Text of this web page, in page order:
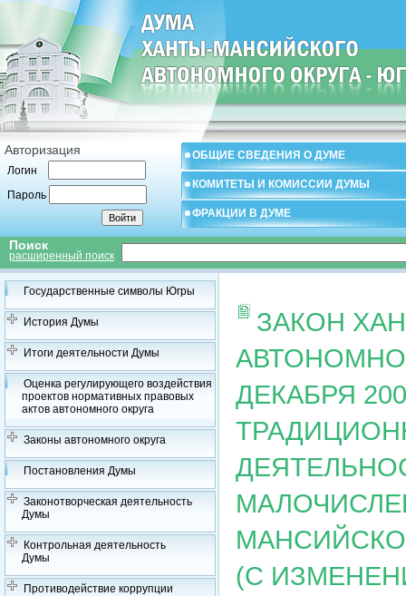
Авторизация
Логин
Пароль
ОБЩИЕ СВЕДЕНИЯ О ДУМЕ
КОМИТЕТЫ И КОМИССИИ ДУМЫ
ФРАКЦИИ В ДУМЕ
Поиск
расширенный поиск
Государственные символы Югры
История Думы
Итоги деятельности Думы
Оценка регулирующего воздействия
проектов нормативных правовых
актов автономного округа
Законы автономного округа
Постановления Думы
Законотворческая деятельность
Думы
Контрольная деятельность
Думы
Противодействие коррупции
ЗАКОН
ДЕКАБРЯ
(С